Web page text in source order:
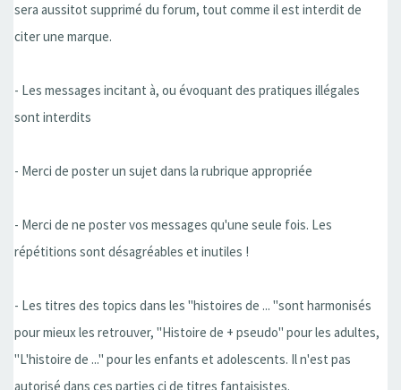
sera aussitot supprimé du forum, tout comme il est interdit de
citer une marque.
- Les messages incitant à, ou évoquant des pratiques illégales
sont interdits
- Merci de poster un sujet dans la rubrique appropriée
- Merci de ne poster vos messages qu'une seule fois. Les
répétitions sont désagréables et inutiles !
- Les titres des topics dans les ''histoires de ... ''sont harmonisés
pour mieux les retrouver, ''Histoire de + pseudo'' pour les adultes,
''L'histoire de ...'' pour les enfants et adolescents. Il n'est pas
autorisé dans ces parties ci de titres fantaisistes.